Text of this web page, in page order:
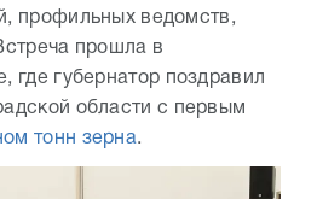
профильных ведомств,
прошла в
где губернатор поздравил
области с первым
тонн зерна.